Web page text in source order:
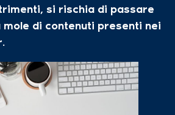
si rischia di passare
di contenuti presenti nei